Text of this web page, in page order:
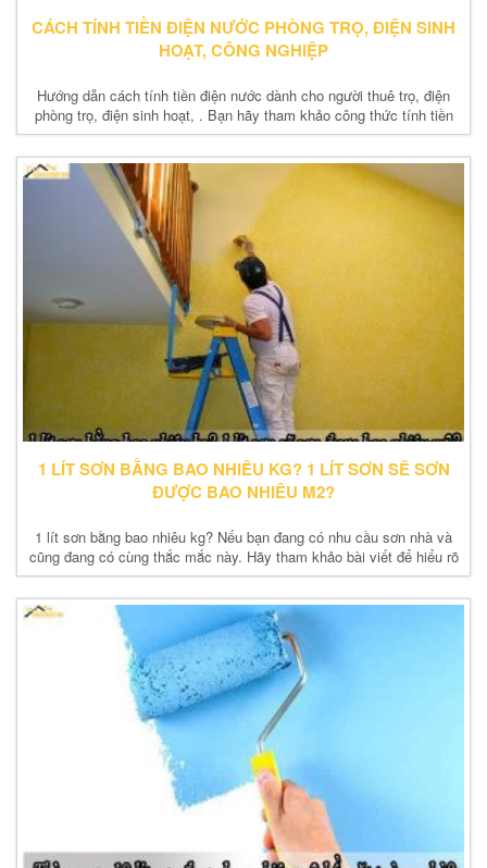
CÁCH TÍNH TIỀN ĐIỆN NƯỚC PHÒNG TRỌ, ĐIỆN SINH
HOẠT, CÔNG NGHIỆP
Hướng dẫn cách tính tiền điện nước dành cho người thuê trọ, điện
phòng trọ, điện sinh hoạt, . Bạn hãy tham khảo công thức tính tiền
điện nhé
1 LÍT SƠN BẰNG BAO NHIÊU KG? 1 LÍT SƠN SẼ SƠN
ĐƯỢC BAO NHIÊU M2?
1 lít sơn bằng bao nhiêu kg? Nếu bạn đang có nhu cầu sơn nhà và
cũng đang có cùng thắc mắc này. Hãy tham khảo bài viết để hiểu rõ
hơn nhé.